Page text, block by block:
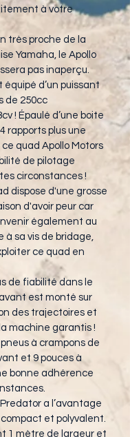
à votre
très proche de la
Yamaha, le Apollo
pas inaperçu.
équipé d’un puissant
de 250cc
! Épaulé d’une boite
rapports plus une
quad Apollo Motors
de pilotage
circonstances !
dispose d'une grosse
d'avoir peur car
également au
sa vis de bridage,
ce quad en
de fiabilité dans le
est monté sur
des trajectoires et
machine garantis !
à crampons de
et 9 pouces à
bonne adhérence
a l’avantage
et polyvalent.
1 mètre de largeur et